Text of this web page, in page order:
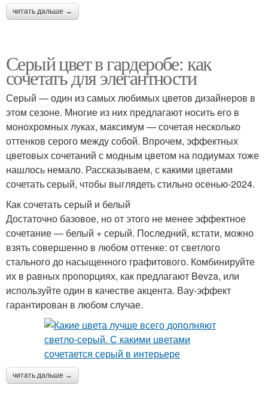
читать дальше →
Серый цвет в гардеробе: как
сочетать для элегантности
Серый — один из самых любимых цветов дизайнеров в
этом сезоне. Многие из них предлагают носить его в
монохромных луках, максимум — сочетая несколько
оттенков серого между собой. Впрочем, эффектных
цветовых сочетаний с модным цветом на подиумах тоже
нашлось немало. Рассказываем, с какими цветами
сочетать серый, чтобы выглядеть стильно осенью-2024.
Как сочетать серый и белый
Достаточно базовое, но от этого не менее эффектное
сочетание — белый + серый. Последний, кстати, можно
взять совершенно в любом оттенке: от светлого
стального до насыщенного графитового. Комбинируйте
их в равных пропорциях, как предлагают Bevza, или
используйте один в качестве акцента. Вау-эффект
гарантирован в любом случае.
читать дальше →